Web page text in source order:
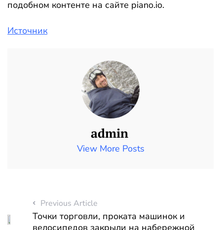
подобном контенте на сайте piano.io.
Источник
admin
View More Posts
Previous Article
Точки торговли, проката машинок и
велосипедов закрыли на набережной